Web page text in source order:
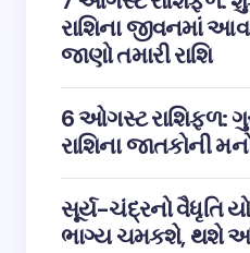
રાશિના જીવનમાં
જાણો તમારી રાશિ
6 ઓગસ્ટ રાશિફળ:
રાશિના જાતકોની
સૂર્ય-ચંદ્રનો વૈધૃતિ
ભાગ્ય ચમકશે, થશે